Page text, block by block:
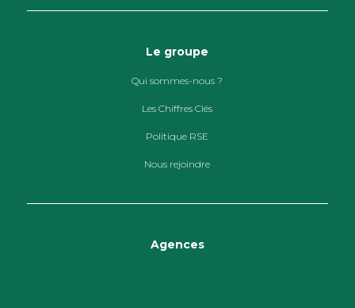
Le groupe
Qui sommes-nous ?
Les Chiffres Clés
Politique RSE
Nous rejoindre
Agences